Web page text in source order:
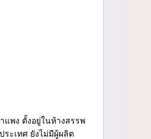
พง ตั้งอยู่ในห้างสรรพ
ะเทศ ยังไม่มีผู้ผลิต